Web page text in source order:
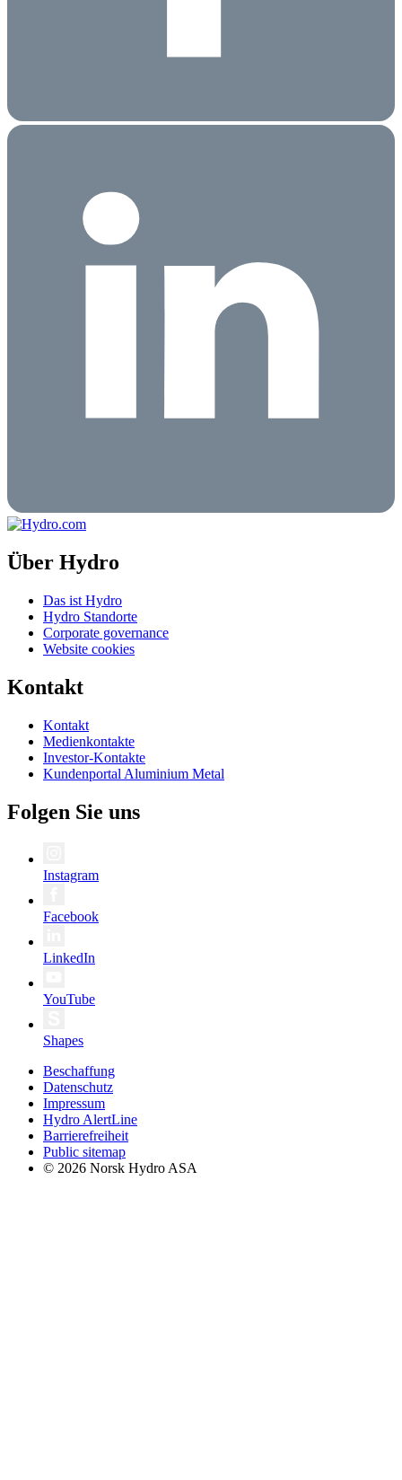
Über Hydro
Das ist Hydro
Hydro Standorte
Corporate governance
Website cookies
Kontakt
Kontakt
Medienkontakte
Investor-Kontakte
Kundenportal Aluminium Metal
Folgen Sie uns
Instagram
Facebook
LinkedIn
YouTube
Shapes
Beschaffung
Datenschutz
Impressum
Hydro AlertLine
Barrierefreiheit
Public sitemap
© 2026 Norsk Hydro ASA